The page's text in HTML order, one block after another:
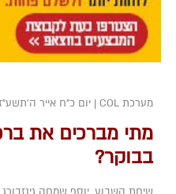
מערכת COL | יום כ"ח אייר ה׳תשע״ז
מתי מברכים את
בבוקר?